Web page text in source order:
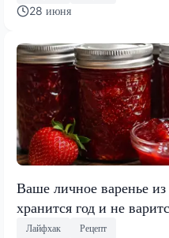
28 июня
Ваше личное варенье
хранится год и не
Лайфхак Рецепт